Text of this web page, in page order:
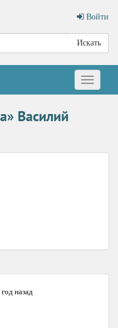
Войти
Искать
Меню
Василий
год назад